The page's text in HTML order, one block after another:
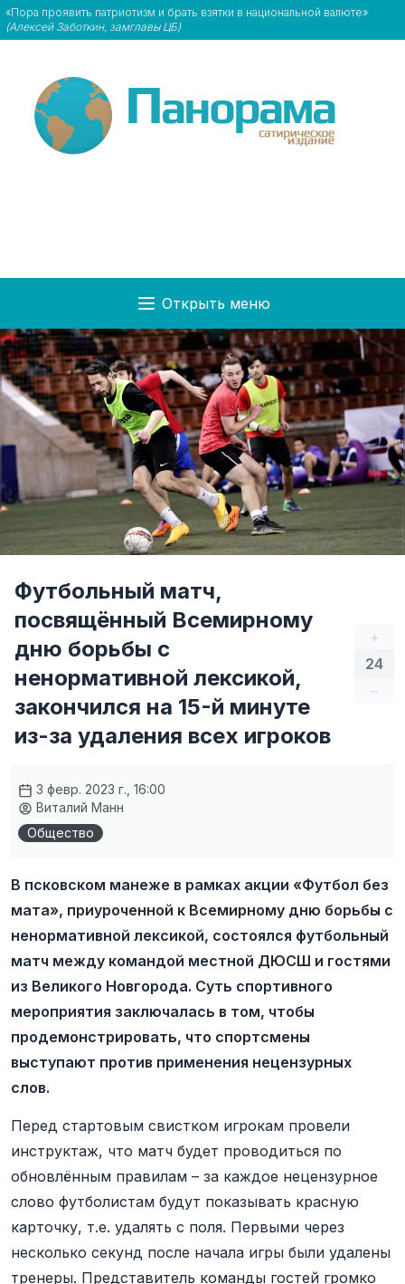
«Пора проявить патриотизм и брать взятки в национальной валюте»
(Алексей Заботкин, замглавы ЦБ)
Открыть меню
+
24
–
Футбольный матч,
посвящённый Всемирному
дню борьбы с
ненормативной лексикой,
закончился на 15-й минуте
из-за удаления всех игроков
3 февр. 2023 г., 16:00
Виталий Манн
Общество
В псковском манеже в рамках акции «Футбол без
мата», приуроченной к Всемирному дню борьбы с
ненормативной лексикой, состоялся футбольный
матч между командой местной ДЮСШ и гостями
из Великого Новгорода. Суть спортивного
мероприятия заключалась в том, чтобы
продемонстрировать, что спортсмены
выступают против применения нецензурных
слов.
Перед стартовым свистком игрокам провели
инструктаж, что матч будет проводиться по
обновлённым правилам – за каждое нецензурное
слово футболистам будут показывать красную
карточку, т.е. удалять с поля. Первыми через
несколько секунд после начала игры были удалены
тренеры. Представитель команды гостей громко